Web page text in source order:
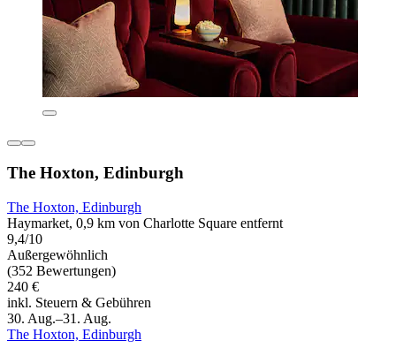
The Hoxton, Edinburgh
The Hoxton, Edinburgh
Haymarket, 0,9 km von Charlotte Square entfernt
9,4/10
Außergewöhnlich
(352 Bewertungen)
240 €
inkl. Steuern & Gebühren
30. Aug.–31. Aug.
The Hoxton, Edinburgh